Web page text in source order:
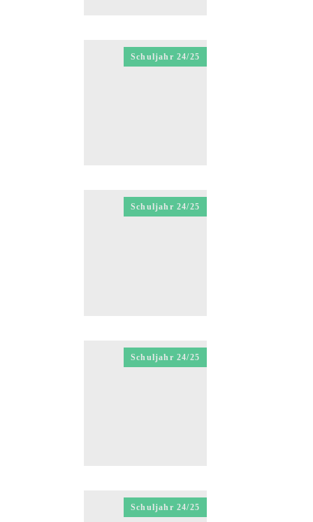
Schuljahr 24/25
Schuljahr 24/25
Schuljahr 24/25
Schuljahr 24/25